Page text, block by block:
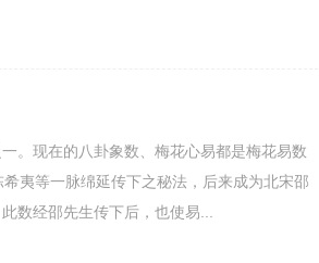
。现在的八卦象数、梅花心易都是梅花易数
夷等一脉绵延传下之秘法，后来成为北宋邵
数经邵先生传下后，也使易...